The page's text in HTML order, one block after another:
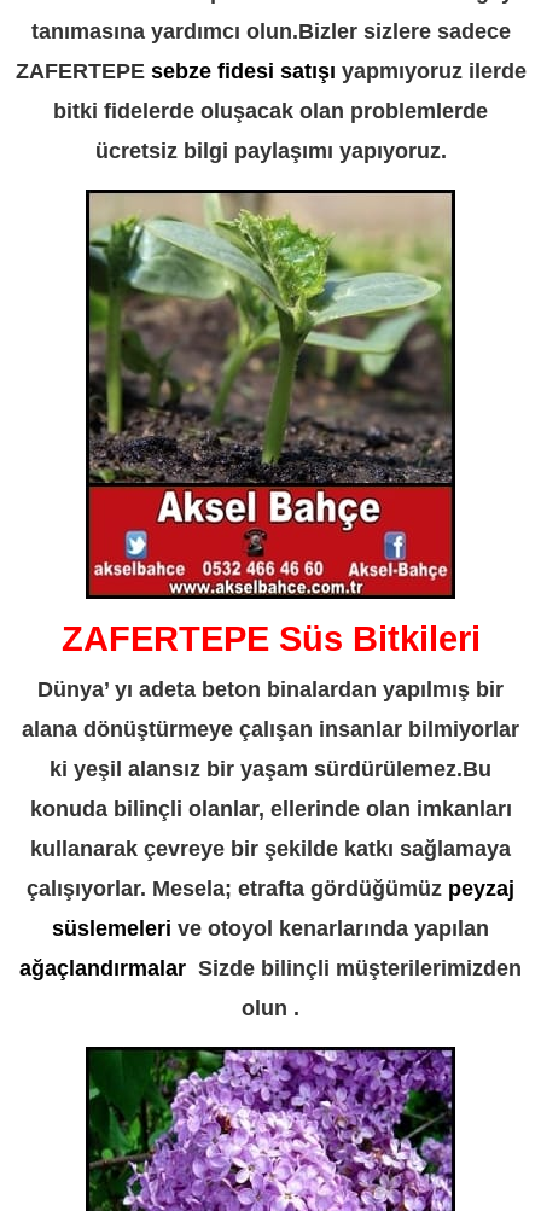
tanımasına yardımcı olun.Bizler sizlere sadece
ZAFERTEPE sebze fidesi satışı yapmıyoruz ilerde
bitki fidelerde oluşacak olan problemlerde
ücretsiz bilgi paylaşımı yapıyoruz.
ZAFERTEPE Süs Bitkileri
Dünya’ yı adeta beton binalardan yapılmış bir
alana dönüştürmeye çalışan insanlar bilmiyorlar
ki yeşil alansız bir yaşam sürdürülemez.Bu
konuda bilinçli olanlar, ellerinde olan imkanları
kullanarak çevreye bir şekilde katkı sağlamaya
çalışıyorlar. Mesela; etrafta gördüğümüz peyzaj
süslemeleri ve otoyol kenarlarında yapılan
ağaçlandırmalar Sizde bilinçli müşterilerimizden
olun .